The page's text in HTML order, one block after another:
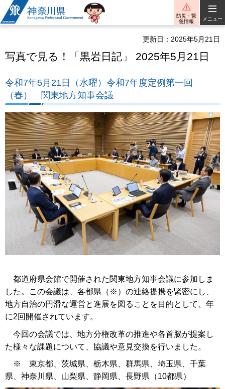
神奈川県
防災・緊
急情報
メニュー
更新日：2025年5月21日
写真で見る！「黒岩日記」 2025年5月21日
令和7年5月21日（水曜）令和7年度定例第一回
（春） 関東地方知事会議
都道府県会館で開催された関東地方知事会議に参加しま
した。この会議は、各都県（※）の連絡提携を緊密にし、
地方自治の円滑な運営と進展を図ることを目的として、年
に2回開催されています。
今回の会議では、地方分権改革の推進や各首脳が提案し
た様々な課題について、協議や意見交換を行いました。
※ 東京都、茨城県、栃木県、群馬県、埼玉県、千葉
県、神奈川県、山梨県、静岡県、長野県（10都県）